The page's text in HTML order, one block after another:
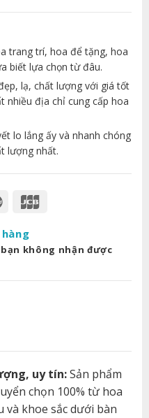
trang trí, hoa để tặng, hoa
biết lựa chọn từ đâu.
lạ, chất lượng với giá tốt
nhiều địa chỉ cung cấp hoa
lo lắng ấy và nhanh chóng
lượng nhất.
không nhận được
uy tín:Sản phẩm
chọn 100% từ hoa
khoe sắc dưới bàn